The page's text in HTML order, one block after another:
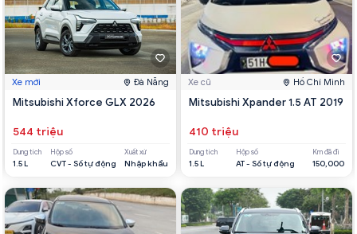
Xe mới Đà Nẵng
Mitsubishi Xforce GLX 2026
544 triệu
Dung tích
1.5 L
Hộp số
CVT - Số tự động
Xuất xứ
Nhập khẩu
Xe cũ Hồ Chí Minh
Mitsubishi Xpander 1.5 AT 2019
410 triệu
Dung tích
1.5 L
Hộp số
AT - Số tự động
Km đã đi
150,000